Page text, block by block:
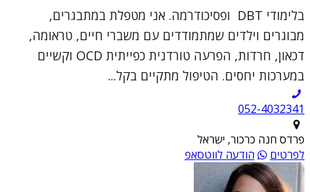
בלימודי DBT ופסיכודרמה. אני מטפלת במתבגרים,
מבוגרים וילדים שמתמודדים עם משברי חיים, טראומה,
דכאון, חרדות, הפרעה טורדנית כפייתית OCD וקשיים
במערכות יחסים. הטיפול מתקיים בקל...
052-4032341
פרדס חנה כרכור, ישראל
לפרטים
הודעה לווטסאפ